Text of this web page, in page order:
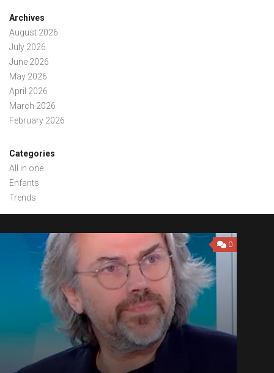
Archives
August 2026
July 2026
June 2026
May 2026
April 2026
March 2026
February 2026
Categories
All in one
Enfants
Trends
0